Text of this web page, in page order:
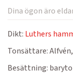
Dina ögon äro
Dikt: Luthers
Tonsättare:
Besättning: